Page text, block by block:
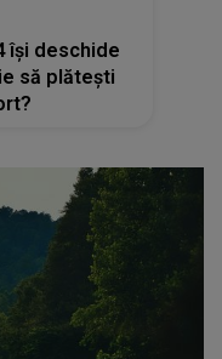
îşi deschide
să plăteşti